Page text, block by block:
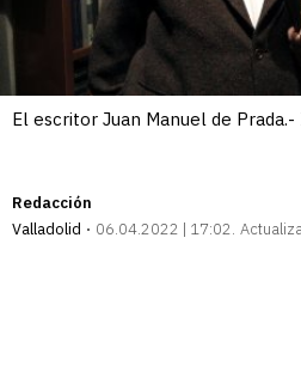
El escritor Juan Manuel de Prada.-
Redacción
Valladolid
06.04.2022 | 17:02